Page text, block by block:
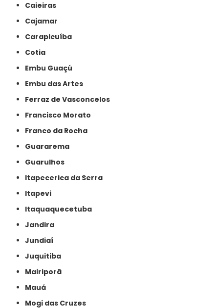
Caieiras
Cajamar
Carapicuíba
Cotia
Embu Guaçú
Embu das Artes
Ferraz de Vasconcelos
Francisco Morato
Franco da Rocha
Guararema
Guarulhos
Itapecerica da Serra
Itapevi
Itaquaquecetuba
Jandira
Jundiaí
Juquitiba
Mairiporã
Mauá
Mogi das Cruzes